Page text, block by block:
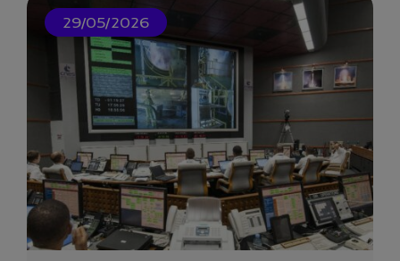
29/05/2026
12/12/2024